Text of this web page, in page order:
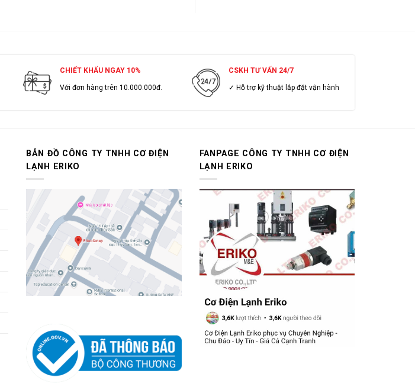
CHIẾT KHẤU NGAY 10%
Với đơn hàng trên 10.000.000đ.
CSKH TƯ VẤN 24/7
✓ Hỗ trợ kỹ thuật lắp đặt vận hành
BẢN ĐỒ CÔNG TY TNHH CƠ ĐIỆN
LẠNH ERIKO
FANPAGE CÔNG TY TNHH CƠ ĐIỆN
LẠNH ERIKO